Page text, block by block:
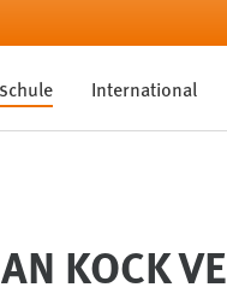
International
KOCK